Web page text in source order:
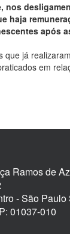
haja
após
já
em
Ramos de
- São Paulo
01037-010